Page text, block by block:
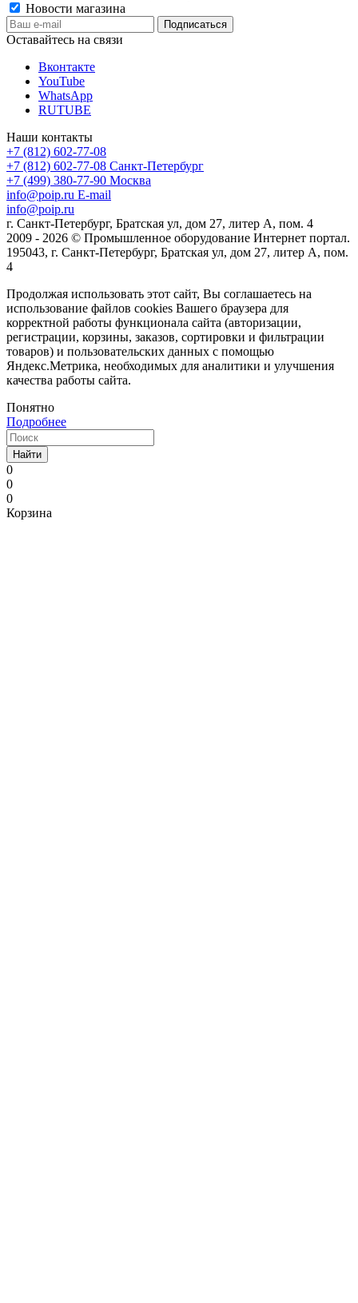
Новости магазина
Оставайтесь на связи
Вконтакте
YouTube
WhatsApp
RUTUBE
Наши контакты
+7 (812) 602-77-08
+7 (812) 602-77-08 Санкт-Петербург
+7 (499) 380-77-90 Москва
info@poip.ru E-mail
info@poip.ru
г. Санкт-Петербург, Братская ул, дом 27, литер А, пом. 4
2009 - 2026 © Промышленное оборудование Интернет портал.
195043, г. Санкт-Петербург, Братская ул, дом 27, литер А, пом.
4
Продолжая использовать этот сайт, Вы соглашаетесь на
использование файлов cookies Вашего браузера для
корректной работы функционала сайта (авторизации,
регистрации, корзины, заказов, сортировки и фильтрации
товаров) и пользовательских данных с помощью
Яндекс.Метрика, необходимых для аналитики и улучшения
качества работы сайта.
Понятно
Подробнее
Найти
0
0
0
Корзина